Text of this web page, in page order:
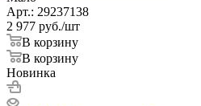
Арт.: 29237138
2 977 руб./шт
В корзину
В корзину
Новинка